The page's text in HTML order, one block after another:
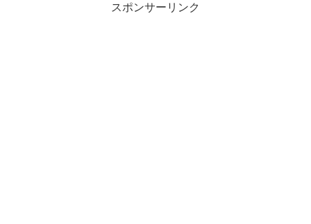
スポンサーリンク